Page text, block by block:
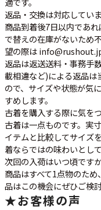
返品・交換は対応してい
商品到着後7日以内であ
で替えの在庫がないため
望の際は
返品は返送送料・事務手
載相違など)による返品は
ので、サイズや状態が気
すめします。
古着を購入する際に気を
古着は一点ものです。実
イテムと比較してサイズ
着ならではの味わいとし
次回の入荷はいつ頃です
商品はすべて1点物のた
品はこの機会にぜひご検
★お客様の声